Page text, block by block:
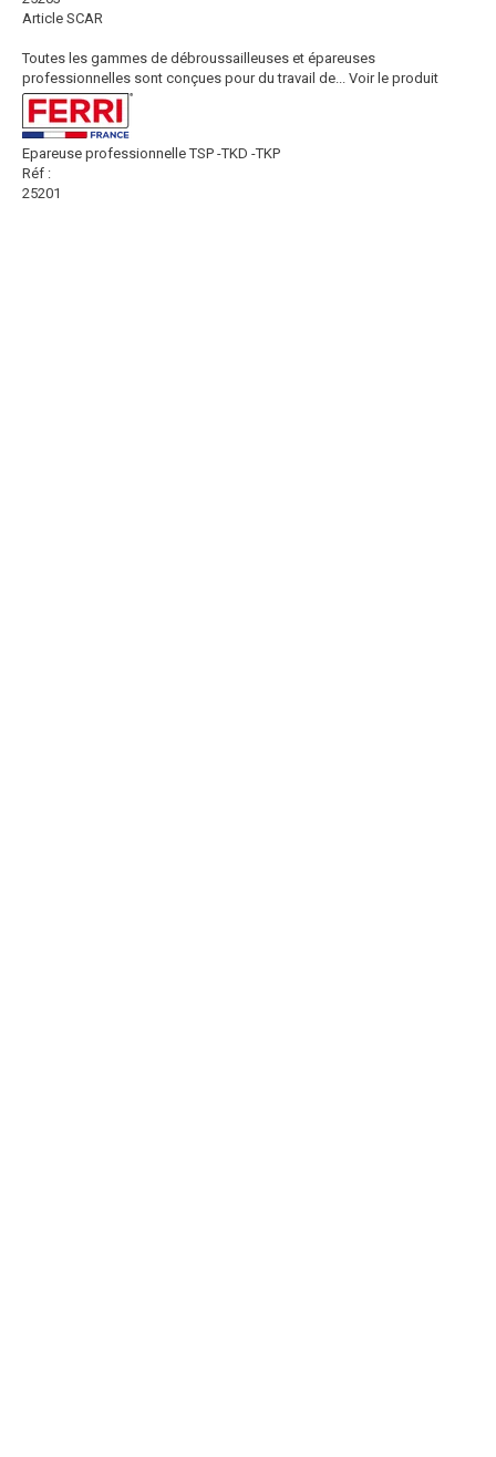
Article SCAR
Toutes les gammes de débroussailleuses et épareuses
professionnelles sont conçues pour du travail de... Voir le produit
Epareuse professionnelle TSP -TKD -TKP
Réf :
25201